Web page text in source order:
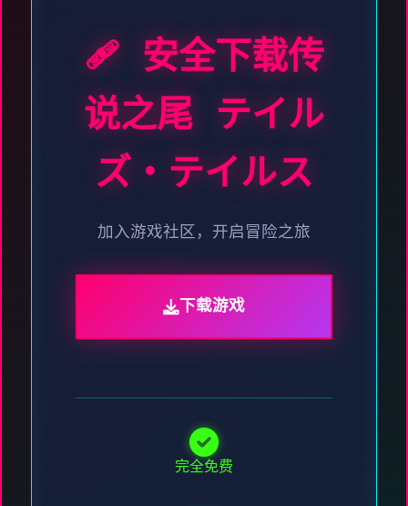
🩹 安全下载传
说之尾 テイル
ズ・テイルス
加入游戏社区，开启冒险之旅
下载游戏
完全免费